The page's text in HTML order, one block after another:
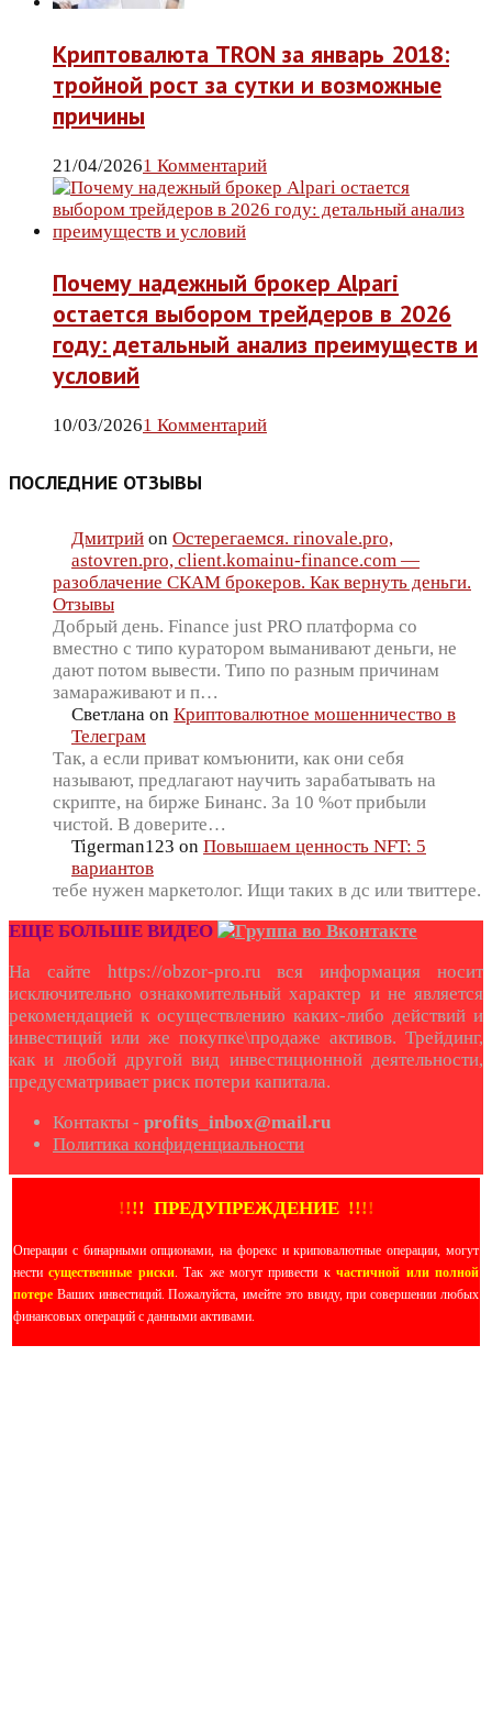
Криптовалюта TRON за январь 2018:
тройной рост за сутки и возможные
причины
21/04/20261 Комментарий
Почему надежный брокер Alpari
остается выбором трейдеров в 2026
году: детальный анализ преимуществ и
условий
10/03/20261 Комментарий
ПОСЛЕДНИЕ ОТЗЫВЫ
Дмитрий on Остерегаемся. rinovale.pro,
astovren.pro, client.komainu-finance.com —
разоблачение СКАМ брокеров. Как вернуть деньги.
Отзывы
Добрый день. Finance just PRO платформа со
вместно с типо куратором выманивают деньги, не
дают потом вывести. Типо по разным причинам
замараживают и п…
Светлана on Криптовалютное мошенничество в
Телеграм
Так, а если приват комъюнити, как они себя
называют, предлагают научить зарабатывать на
скрипте, на бирже Бинанс. За 10 %от прибыли
чистой. В доверите…
Tigerman123 on Повышаем ценность NFT: 5
вариантов
тебе нужен маркетолог. Ищи таких в дс или твиттере.
ЕЩЕ БОЛЬШЕ ВИДЕО
На сайте https://obzor-pro.ru вся информация носит
исключительно ознакомительный характер и не является
рекомендацией к осуществлению каких-либо действий и
инвестиций или же покупке\продаже активов. Трейдинг,
как и любой другой вид инвестиционной деятельности,
предусматривает риск потери капитала.
Контакты - profits_inbox@mail.ru
Политика конфиденциальности
!!!! ПРЕДУПРЕЖДЕНИЕ !!!!
Операции с бинарными опционами, на форекс и криповалютные операции, могут
нестисущественные риски. Так же могут привести кчастичной или полной
потере Ваших инвестиций. Пожалуйста, имейте это ввиду, при совершении любых
финансовых операций с данными активами.